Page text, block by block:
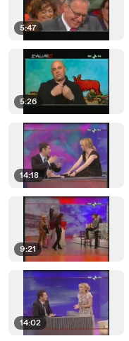
5:47
5:26
14:18
9:21
14:02